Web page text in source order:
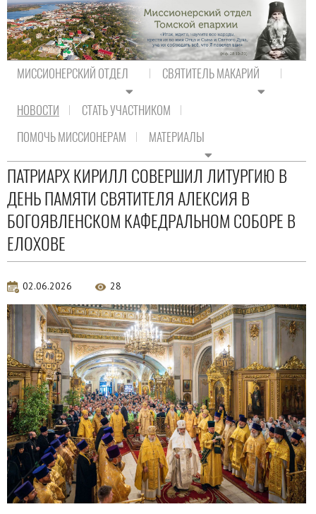
МИССИОНЕРСКИЙ ОТДЕЛ СВЯТИТЕЛЬ МАКАРИЙ
НОВОСТИ
СТАТЬ УЧАСТНИКОМ
ПОМОЧЬ МИССИОНЕРАМ
МАТЕРИАЛЫ
Новости Православия
ПАТРИАРХ КИРИЛЛ СОВЕРШИЛ ЛИТУРГИЮ В
ДЕНЬ ПАМЯТИ СВЯТИТЕЛЯ АЛЕКСИЯ В
БОГОЯВЛЕНСКОМ КАФЕДРАЛЬНОМ СОБОРЕ В
ЕЛОХОВЕ
02.06.2026 28